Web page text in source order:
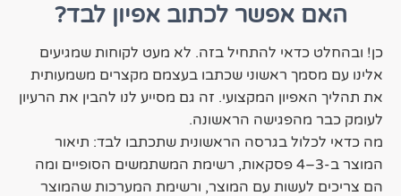
האם אפשר לכתוב אפיון לבד?
כן! ובהחלט כדאי להתחיל בזה. לא מעט לקוחות שמגיעים
אלינו עם מסמך ראשוני שכתבו בעצמם מקצרים משמעותית
את תהליך האפיון המקצועי. זה גם מסייע לנו להבין את הרעיון
לעומק כבר מהפגישה הראשונה.
מה כדאי לכלול בגרסה הראשונית שתכתבו לבד: תיאור
המוצר ב-3–4 פסקאות, רשימת המשתמשים הסופיים ומה
הם צריכים לעשות עם המוצר, ורשימת המערכות שהמוצר